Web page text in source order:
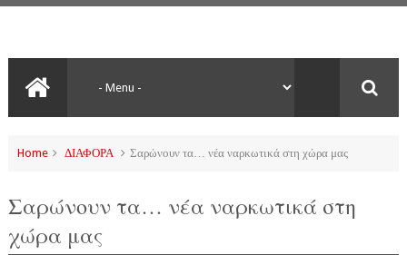
Home ΔΙΑΦΟΡΑ Σαρώνουν τα… νέα ναρκωτικά στη χώρα μας
Σαρώνουν τα… νέα ναρκωτικά στη
χώρα μας